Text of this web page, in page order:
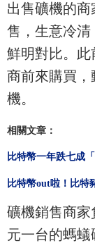
出售礦機的
售，生意冷
鮮明對比。
商前來購買
機。
相關文章：
比特幣一年跌七成
比特幣out啦！比特
礦機銷售商
元一台的螞